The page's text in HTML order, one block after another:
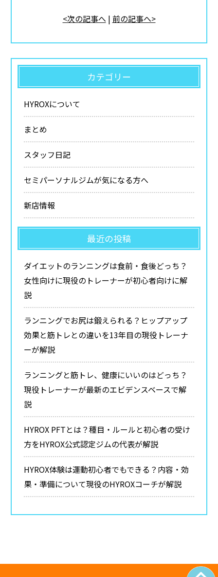
<次の記事へ | 前の記事へ>
カテゴリー
HYROXについて
まとめ
スタッフ日記
セミパーソナルジムが気になる方へ
新店情報
最近の投稿
ダイエットのランニングは食前・食後どっち？
女性向けに現役のトレーナーが初心者向けに解
説
ランニングでお尻は鍛えられる？ヒップアップ
効果と筋トレとの違いを13年目の現役トレーナ
ーが解説
ランニングと筋トレ、健康にいいのはどっち？
現役トレーナーが最新のエビデンスベースで解
説
HYROX PFTとは？種目・ルールと初心者の受け
方をHYROX公式認定ジムの代表が解説
HYROX体験は運動初心者でもできる？内容・効
果・準備について現役のHYROXコーチが解説